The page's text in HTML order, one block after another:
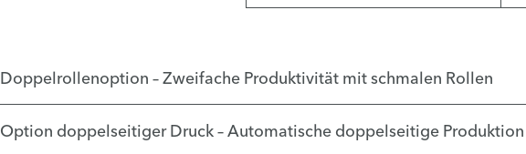
Doppelrollenoption – Zweifache Produktivität mit schmalen Rollen
Option doppelseitiger Druck – Automatische doppelseitige Produktion